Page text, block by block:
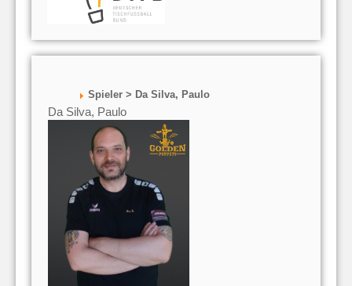
Spieler > Da Silva, Paulo
Da Silva, Paulo